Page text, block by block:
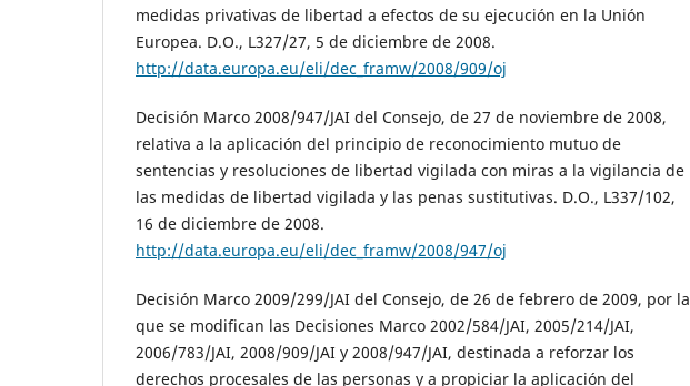
medidas privativas de libertad a efectos de su ejecución en la Unión
Europea. D.O., L327/27, 5 de diciembre de 2008.
http://data.europa.eu/eli/dec_framw/2008/909/oj
Decisión Marco 2008/947/JAI del Consejo, de 27 de noviembre de 2008,
relativa a la aplicación del principio de reconocimiento mutuo de
sentencias y resoluciones de libertad vigilada con miras a la vigilancia de
las medidas de libertad vigilada y las penas sustitutivas. D.O., L337/102,
16 de diciembre de 2008.
http://data.europa.eu/eli/dec_framw/2008/947/oj
Decisión Marco 2009/299/JAI del Consejo, de 26 de febrero de 2009, por la
que se modifican las Decisiones Marco 2002/584/JAI, 2005/214/JAI,
2006/783/JAI, 2008/909/JAI y 2008/947/JAI, destinada a reforzar los
derechos procesales de las personas y a propiciar la aplicación del